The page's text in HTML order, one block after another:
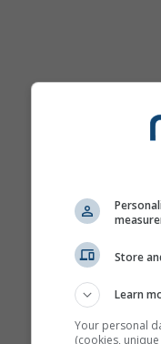
Store
Learn
Your personal
(cookies,